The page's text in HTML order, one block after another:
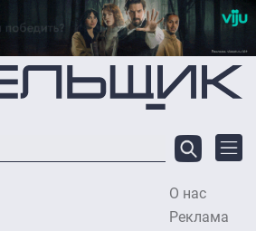
содержанию
О нас
Реклама